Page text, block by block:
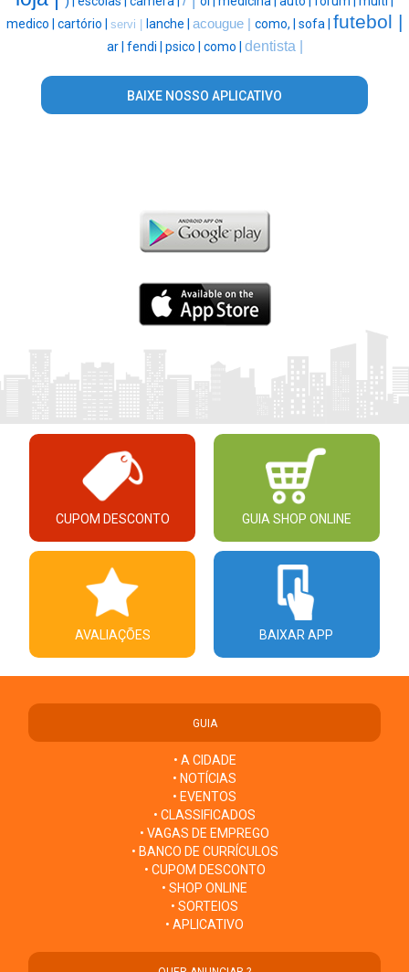
medico | cartório | servi | lanche | acougue | como, | sofa | futebol |
ar | fendi | psico | como | dentista |
BAIXE NOSSO APLICATIVO
CUPOM DESCONTO GUIA SHOP ONLINE
AVALIAÇÕES BAIXAR APP
GUIA
• A CIDADE
• NOTÍCIAS
• EVENTOS
• CLASSIFICADOS
• VAGAS DE EMPREGO
• BANCO DE CURRÍCULOS
• CUPOM DESCONTO
• SHOP ONLINE
• SORTEIOS
• APLICATIVO